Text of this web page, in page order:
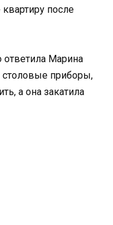
после
Марина
столовые приборы,
а она закатила